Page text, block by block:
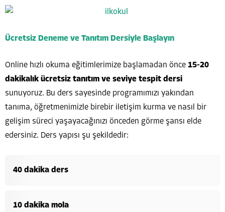
Ücretsiz Deneme ve Tanıtım Dersiyle Başlayın
Online hızlı okuma eğitimlerimize başlamadan önce 15-20
dakikalık ücretsiz tanıtım ve seviye tespit dersi
sunuyoruz. Bu ders sayesinde programımızı yakından
tanıma, öğretmenimizle birebir iletişim kurma ve nasıl bir
gelişim süreci yaşayacağınızı önceden görme şansı elde
edersiniz. Ders yapısı şu şekildedir:
40 dakika ders
10 dakika mola